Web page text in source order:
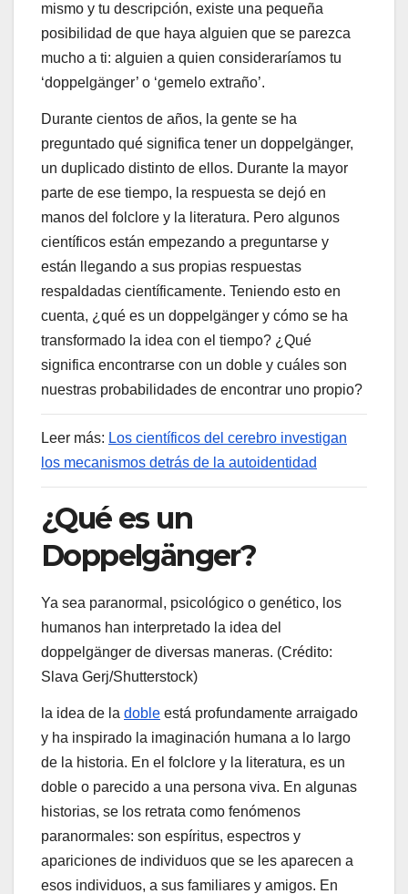
mismo y tu descripción, existe una pequeña
posibilidad de que haya alguien que se parezca
mucho a ti: alguien a quien consideraríamos tu
‘doppelgänger’ o ‘gemelo extraño’.
Durante cientos de años, la gente se ha
preguntado qué significa tener un doppelgänger,
un duplicado distinto de ellos. Durante la mayor
parte de ese tiempo, la respuesta se dejó en
manos del folclore y la literatura. Pero algunos
científicos están empezando a preguntarse y
están llegando a sus propias respuestas
respaldadas científicamente. Teniendo esto en
cuenta, ¿qué es un doppelgänger y cómo se ha
transformado la idea con el tiempo? ¿Qué
significa encontrarse con un doble y cuáles son
nuestras probabilidades de encontrar uno propio?
Leer más: Los científicos del cerebro investigan
los mecanismos detrás de la autoidentidad
¿Qué es un
Doppelgänger?
Ya sea paranormal, psicológico o genético, los
humanos han interpretado la idea del
doppelgänger de diversas maneras. (Crédito:
Slava Gerj/Shutterstock)
la idea de la doble está profundamente arraigado
y ha inspirado la imaginación humana a lo largo
de la historia. En el folclore y la literatura, es un
doble o parecido a una persona viva. En algunas
historias, se los retrata como fenómenos
paranormales: son espíritus, espectros y
apariciones de individuos que se les aparecen a
esos individuos, a sus familiares y amigos. En